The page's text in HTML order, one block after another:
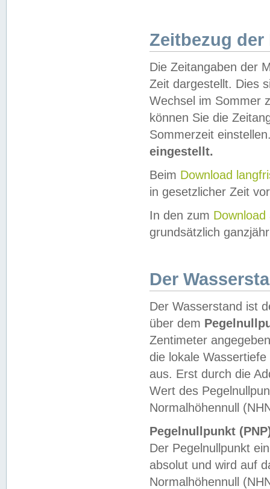
Zeitbezug der
Die Zeitangaben der
Zeit dargestellt. Dies
Wechsel im Sommer
können Sie die
Sommerzeit
eingestellt.
Beim Download
in gesetzlicher Zeit
In den zum Download
grundsätzlich
Der
Der Wasserstand ist
über dem
Zentimeter
die lokale
aus. Erst durch die
Wert des
Normalhöhennull
Pegelnullpunkt
Der Pegelnullpunkt
absolut und wird auf
Normalhöhennull